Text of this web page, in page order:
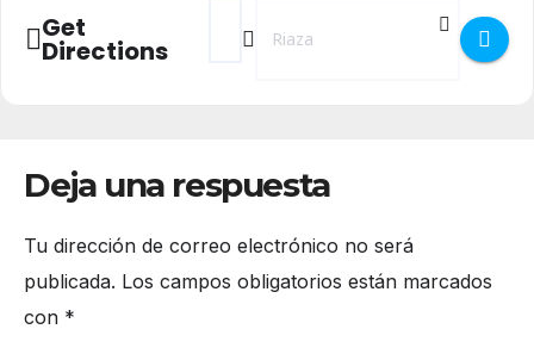
Get
Directions
Address - LO APRENDÍ DE LOS
Destination Address - LO
Deja una respuesta
Tu dirección de correo electrónico no será
publicada. Los campos obligatorios están marcados
con *